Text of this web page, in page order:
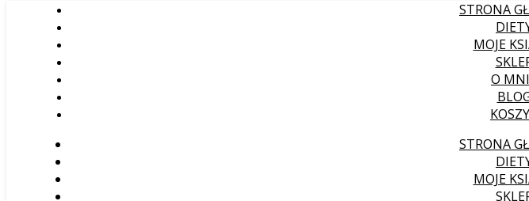
STRONA
MOJE
O
STRONA
MOJE